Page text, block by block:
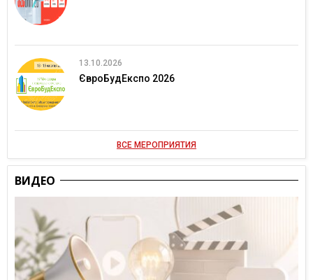
13.10.2026
ЄвроБудЕкспо 2026
ВСЕ МЕРОПРИЯТИЯ
ВИДЕО